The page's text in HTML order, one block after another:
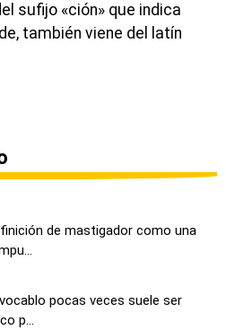
sufijo «ción» que indica
también viene del latín
de mastigador como una
pocas veces suele ser
p...